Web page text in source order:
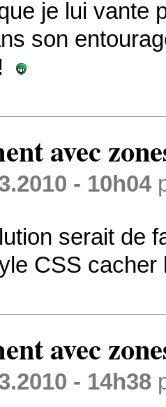
je lui vante
son
avec
- 10h04
serait de
CSS
avec
- 14h38